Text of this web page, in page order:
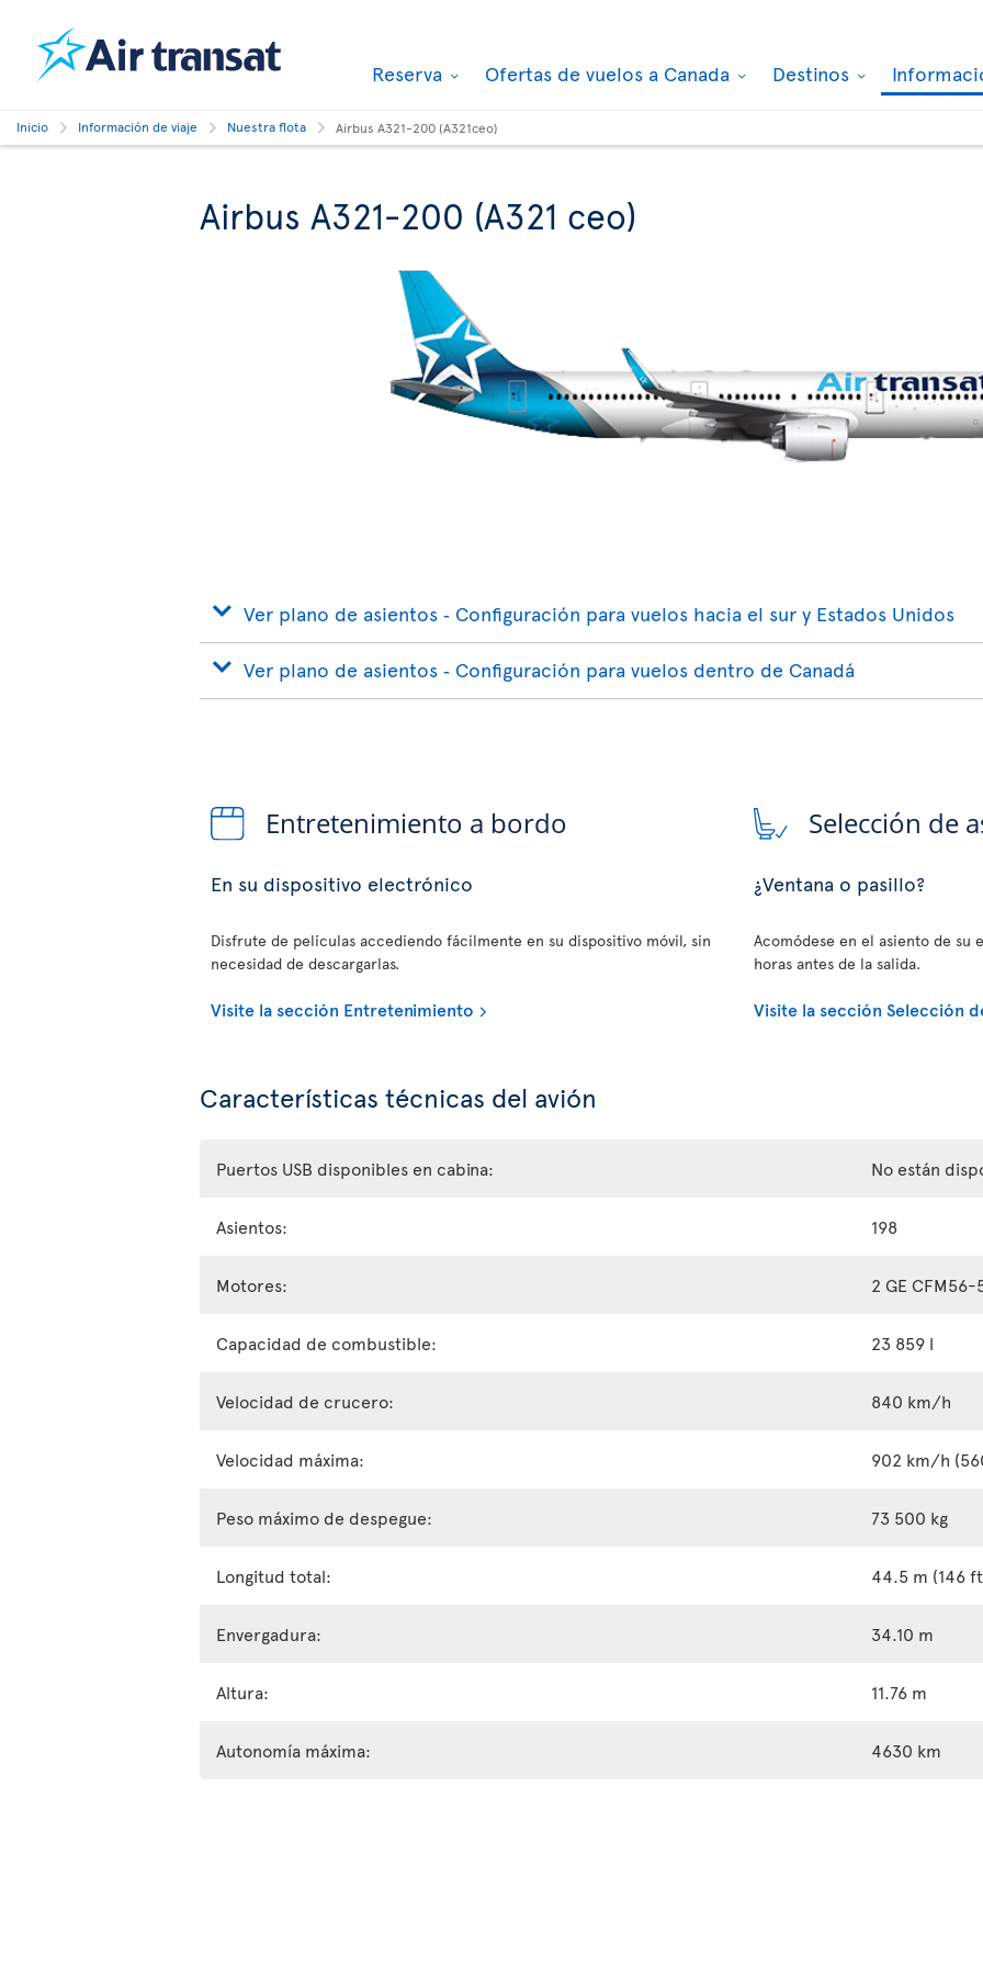
Reserva Ofertas de vuelos a Canada Destinos
Inicio Información de viaje Nuestra flota Airbus A321-200 (A321ceo)
Airbus A321-200 (A321 ceo)
Ver plano de asientos ‐ Configuración para vuelos hacia el sur y Estados Unidos
Ver plano de asientos ‐ Configuración para vuelos dentro de Canadá
Entretenimiento a bordo
En su dispositivo electrónico
Disfrute de películas accediendo fácilmente en su dispositivo móvil, sin
necesidad de descargarlas.
Visite la sección Entretenimiento
Selección de
¿Ventana o pasillo?
Acomódese en el asiento de su
horas antes de la salida.
Visite la sección Selección
Características técnicas del avión
Puertos USB disponibles en cabina: No están
Asientos: 198
Motores: 2 GE CFM56-
Capacidad de combustible: 23 859 l
Velocidad de crucero: 840 km/h
Velocidad máxima: 902 km/h
Peso máximo de despegue: 73 500 kg
Longitud total: 44.5 m (146
Envergadura: 34.10 m
Altura: 11.76 m
Autonomía máxima: 4630 km